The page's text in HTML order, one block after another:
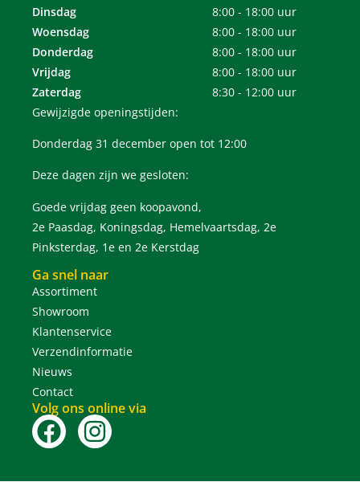
Dinsdag
8:00 - 18:00 uur
Woensdag
8:00 - 18:00 uur
Donderdag
8:00 - 18:00 uur
Vrijdag
8:00 - 18:00 uur
Zaterdag
8:30 - 12:00 uur
Gewijzigde openingstijden:
Donderdag 31 december open tot 12:00
Deze dagen zijn we gesloten:
Goede vrijdag geen koopavond,
2e Paasdag, Koningsdag, Hemelvaartsdag, 2e
Pinksterdag, 1e en 2e Kerstdag
Ga snel naar
Assortiment
Showroom
Klantenservice
Verzendinformatie
Nieuws
Contact
Volg ons online via